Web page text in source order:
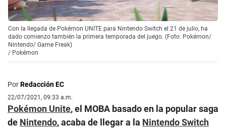
Con la llegada de Pokémon UNITE para Nintendo Switch el 21 de julio, ha
dado comienzo también la primera temporada del juego. (Foto: Pokémon/
Nintendo/ Game Freak)
/ Pokémon
PorRedacción EC
22/07/2021, 09:33 a.m.
Pokémon Unite, el MOBA basado en la popular saga
de Nintendo, acaba de llegar a la Nintendo Switch